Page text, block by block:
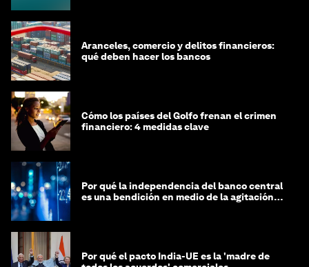
Aranceles, comercio y delitos financieros:
qué deben hacer los bancos
Cómo los países del Golfo frenan el crimen
financiero: 4 medidas clave
Por qué la independencia del banco central
es una bendición en medio de la agitación
Por qué el pacto India-UE es la 'madre de